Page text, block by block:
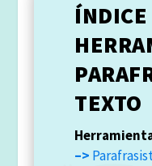
ÍNDICE
TEXTO
–>